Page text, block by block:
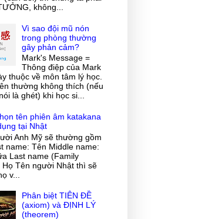
không...
Vì sao đội mũ nón
trong phòng thường
gây phản cảm?
Mark's Message =
Thông điệp của Mark
thuộc về môn tâm lý học.
thường không thích (nếu
là ghét) khi học si...
tên phiên âm katakana
tại Nhật
Anh Mỹ sẽ thường gồm
name: Tên Middle name:
Last name (Family
Họ Tên người Nhật thì sẽ
v...
Phân biệt TIÊN ĐỀ
(axiom) và ĐỊNH LÝ
(theorem)